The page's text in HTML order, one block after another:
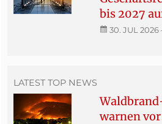
bis 2027
30. JUL 2026
LATEST TOP NEWS
warnen